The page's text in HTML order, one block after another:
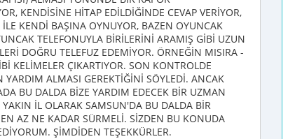
KENDİSİNE HİTAP EDİLDİĞİNDE CEVAP VERİYOR,
KENDİ BAŞINA OYNUYOR, BAZEN OYUNCAK
TELEFONUYLA BİRİLERİNİ ARAMIŞ GİBİ UZUN
DOĞRU TELEFUZ EDEMİYOR. ÖRNEĞİN MISIRA -
KELİMELER ÇIKARTIYOR. SON KONTROLDE
ALMASI GEREKTİĞİNİ SÖYLEDİ. ANCAK
BU DALDA BİZE YARDIM EDECEK BİR UZMAN
İL OLARAK SAMSUN'DA BU DALDA BİR
AZ NE KADAR SÜRMELİ. SİZDEN BU KONUDA
ŞİMDİDEN TEŞEKKÜRLER.